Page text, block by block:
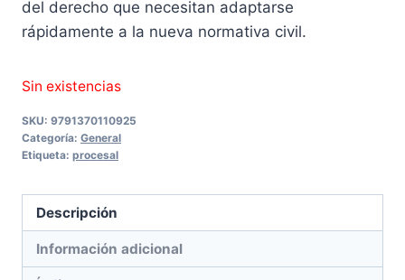
del derecho que necesitan adaptarse
rápidamente a la nueva normativa civil.
Sin existencias
SKU: 9791370110925
Categoría: General
Etiqueta: procesal
Descripción
Información adicional